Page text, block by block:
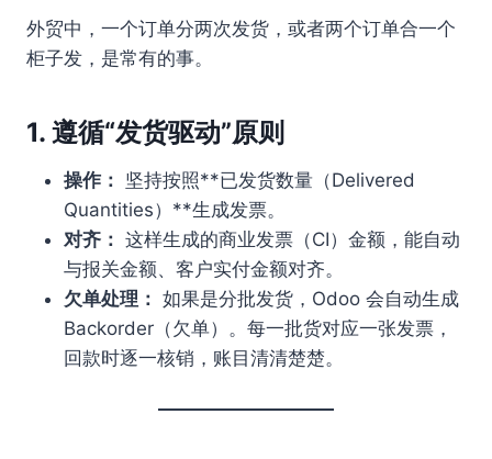
外贸中，一个订单分两次发货，或者两个订单合一个
柜子发，是常有的事。
1. 遵循“发货驱动”原则
操作： 坚持按照**已发货数量（Delivered
Quantities）**生成发票。
对齐： 这样生成的商业发票（CI）金额，能自动
与报关金额、客户实付金额对齐。
欠单处理： 如果是分批发货，Odoo 会自动生成
Backorder（欠单）。每一批货对应一张发票，
回款时逐一核销，账目清清楚楚。